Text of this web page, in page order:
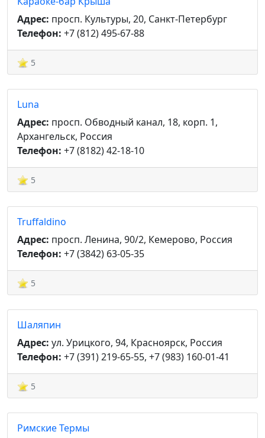
Адрес: просп. Культуры, 20, Санкт-Петербург
Телефон: +7 (812) 495-67-88
5
Luna
Адрес: просп. Обводный канал, 18, корп. 1,
Архангельск, Россия
Телефон: +7 (8182) 42-18-10
5
Truffaldino
Адрес: просп. Ленина, 90/2, Кемерово, Россия
Телефон: +7 (3842) 63-05-35
5
Шаляпин
Адрес: ул. Урицкого, 94, Красноярск, Россия
Телефон: +7 (391) 219-65-55, +7 (983) 160-01-41
5
Римские Термы